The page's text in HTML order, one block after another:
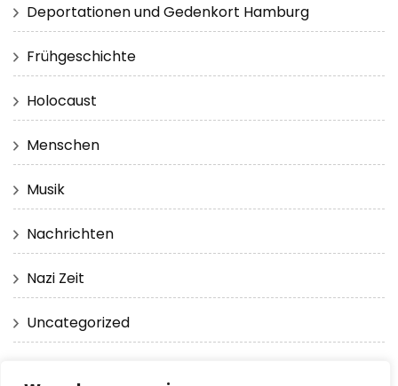
Deportationen und Gedenkort Hamburg
Frühgeschichte
Holocaust
Menschen
Musik
Nachrichten
Nazi Zeit
Uncategorized